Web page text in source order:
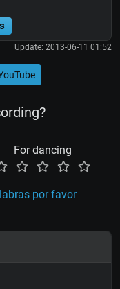
Update: 2013-06-11 01:52
For dancing
por favor